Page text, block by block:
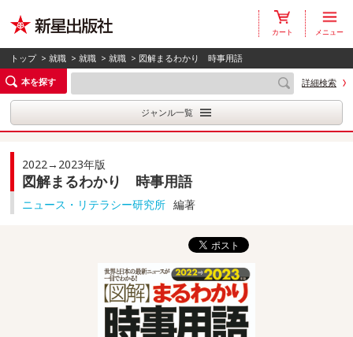
カート メニュー
トップ >就職 >就職 >就職 > 図解まるわかり 時事用語
本を探す
詳細検索
ジャンル一覧
2022→2023年版
図解まるわかり 時事用語
ニュース・リテラシー研究所 編著